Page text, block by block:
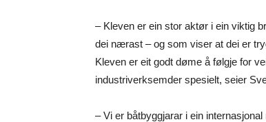
– Kleven er ein stor aktør i ein viktig
dei nærast – og som viser at dei er
Kleven er eit godt døme å følgje for
industriverksemder spesielt, seier
– Vi er båtbyggjarar i ein